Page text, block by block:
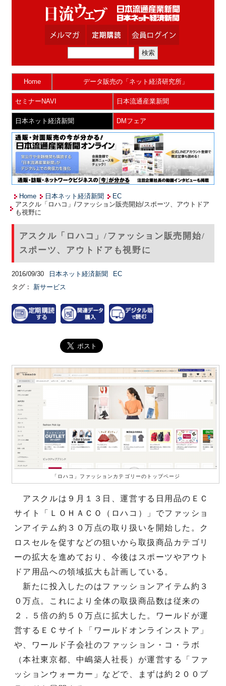
Home データ販売の「ネット経済研究所」
セミナーNAVI 日本流通産業新聞
日本ネット経済新聞 DMフェア
Home 日本ネット経済新聞
EC
アスクル「ロハコ」/ファッション販売開始/スポーツ、アウトドア
も視野に
アスクル「ロハコ」/ファッション販売開始/
スポーツ、アウトドアも視野に
2016/09/30 日本ネット経済新聞
EC
タグ：
新サービス
「ロハコ」ファッションカテゴリーのトップページ
アスクルは９月１３日、運営する日用品のＥＣ
サイト「ＬＯＨＡＣＯ（ロハコ）」でファッショ
ンアイテム約３０万点の取り扱いを開始した。ク
ロスセルを促すなどの狙いから取扱商品カテゴリ
ーの拡大を進めており、今後はスポーツやアウト
ドア用品への領域拡大も計画している。
新たに投入したのはファッションアイテム約３
０万点。これにより全体の取扱商品数は従来の
２．５倍の約５０万点に拡大した。ワールドが運
営するＥＣサイト「ワールドオンラインストア」
や、ワールド子会社のファッション・コ・ラボ
（本社東京都、中嶋築人社長）が運営する「ファ
ッションウォーカー」などで、まずは約２００ブ